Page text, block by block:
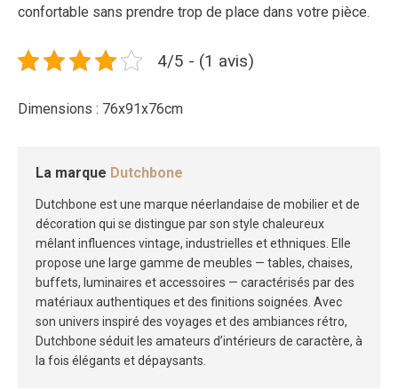
confortable sans prendre trop de place dans votre pièce.
4/5 - (1 avis)
Dimensions : 76x91x76cm
La marque Dutchbone
Dutchbone est une marque néerlandaise de mobilier et de
décoration qui se distingue par son style chaleureux
mêlant influences vintage, industrielles et ethniques. Elle
propose une large gamme de meubles — tables, chaises,
buffets, luminaires et accessoires — caractérisés par des
matériaux authentiques et des finitions soignées. Avec
son univers inspiré des voyages et des ambiances rétro,
Dutchbone séduit les amateurs d’intérieurs de caractère, à
la fois élégants et dépaysants.